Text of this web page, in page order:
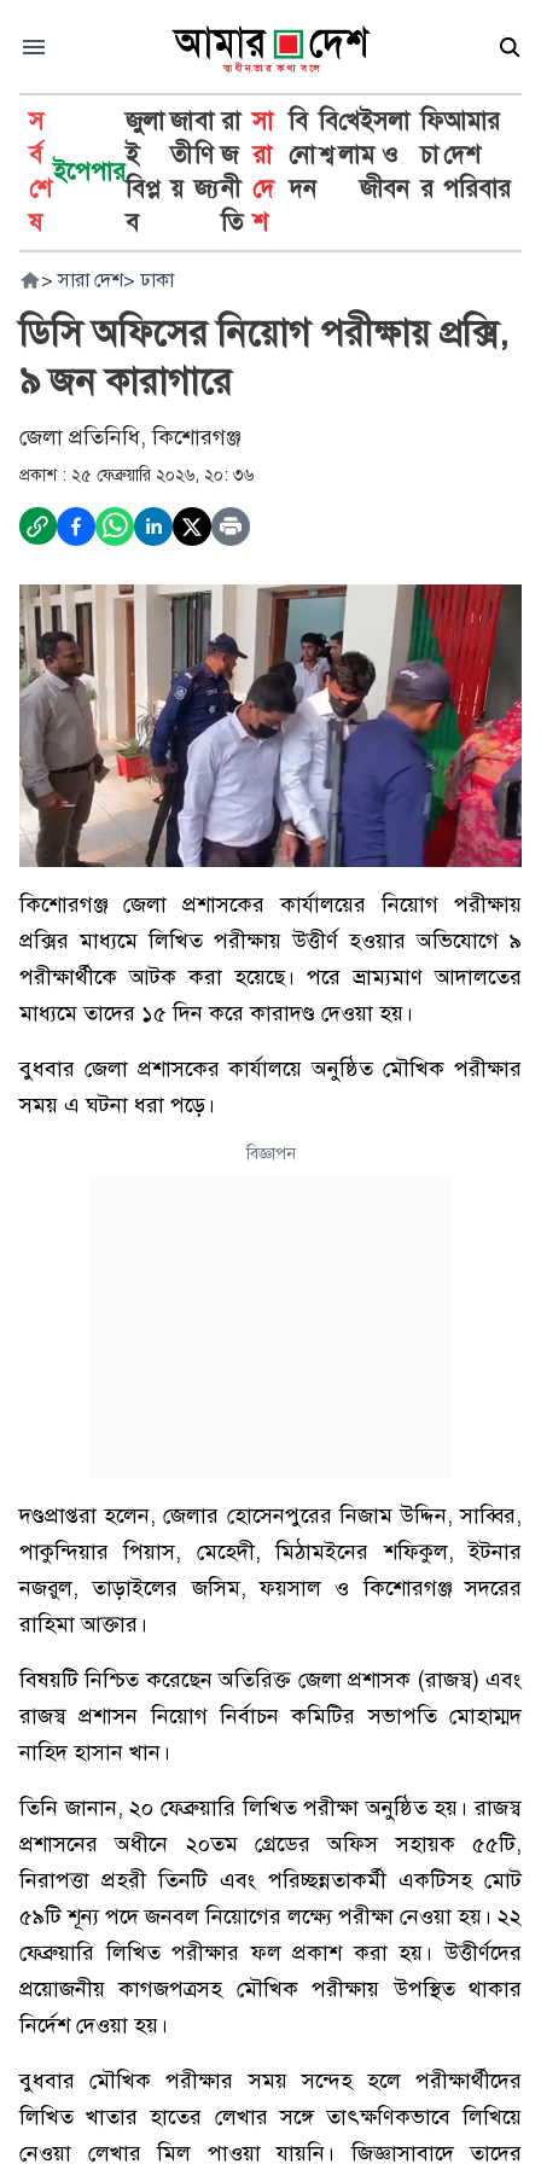
স
র্ব
শে
ষ
ইপেপার
জুলা
ই
বিপ্ল
ব
জা
তী
য়
বা
ণি
জ্য
রা
জ
নী
তি
সা
রা
দে
শ
বি
নো
দন
বি
শ্ব
খে
লা
ইসলা
ম ও
জীবন
ফি
চা
র
আমার
দেশ
পরিবার
> সারা দেশ> ঢাকা
ডিসি অফিসের নিয়োগ পরীক্ষায় প্রক্সি,
৯ জন কারাগারে
জেলা প্রতিনিধি, কিশোরগঞ্জ
প্রকাশ : ২৫ ফেব্রুয়ারি ২০২৬, ২০: ৩৬
কিশোরগঞ্জ জেলা প্রশাসকের কার্যালয়ের নিয়োগ পরীক্ষায়
প্রক্সির মাধ্যমে লিখিত পরীক্ষায় উত্তীর্ণ হওয়ার অভিযোগে ৯
পরীক্ষার্থীকে আটক করা হয়েছে। পরে ভ্রাম্যমাণ আদালতের
মাধ্যমে তাদের ১৫ দিন করে কারাদণ্ড দেওয়া হয়।
বুধবার জেলা প্রশাসকের কার্যালয়ে অনুষ্ঠিত মৌখিক পরীক্ষার
সময় এ ঘটনা ধরা পড়ে।
বিজ্ঞাপন
দণ্ডপ্রাপ্তরা হলেন, জেলার হোসেনপুরের নিজাম উদ্দিন, সাব্বির,
পাকুন্দিয়ার পিয়াস, মেহেদী, মিঠামইনের শফিকুল, ইটনার
নজরুল, তাড়াইলের জসিম, ফয়সাল ও কিশোরগঞ্জ সদরের
রাহিমা আক্তার।
বিষয়টি নিশ্চিত করেছেন অতিরিক্ত জেলা প্রশাসক (রাজস্ব) এবং
রাজস্ব প্রশাসন নিয়োগ নির্বাচন কমিটির সভাপতি মোহাম্মদ
নাহিদ হাসান খান।
তিনি জানান, ২০ ফেব্রুয়ারি লিখিত পরীক্ষা অনুষ্ঠিত হয়। রাজস্ব
প্রশাসনের অধীনে ২০তম গ্রেডের অফিস সহায়ক ৫৫টি,
নিরাপত্তা প্রহরী তিনটি এবং পরিচ্ছন্নতাকর্মী একটিসহ মোট
৫৯টি শূন্য পদে জনবল নিয়োগের লক্ষ্যে পরীক্ষা নেওয়া হয়। ২২
ফেব্রুয়ারি লিখিত পরীক্ষার ফল প্রকাশ করা হয়। উত্তীর্ণদের
প্রয়োজনীয় কাগজপত্রসহ মৌখিক পরীক্ষায় উপস্থিত থাকার
নির্দেশ দেওয়া হয়।
বুধবার মৌখিক পরীক্ষার সময় সন্দেহ হলে পরীক্ষার্থীদের
লিখিত খাতার হাতের লেখার সঙ্গে তাৎক্ষণিকভাবে লিখিয়ে
নেওয়া লেখার মিল পাওয়া যায়নি। জিজ্ঞাসাবাদে তাদের